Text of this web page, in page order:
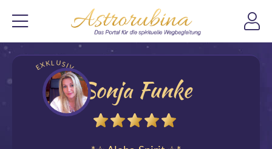
Sonja Funke
EXKLUSIV